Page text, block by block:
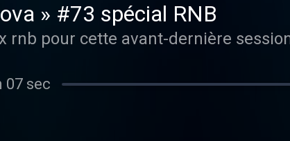
» #73 spécial RNB
rnb pour cette avant-dernière
07 sec